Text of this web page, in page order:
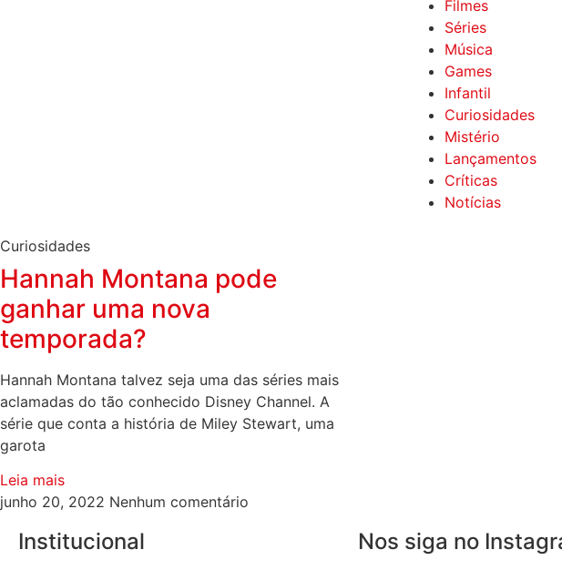
Filmes
Séries
Música
Games
Infantil
Curiosidades
Mistério
Lançamentos
Críticas
Notícias
Curiosidades
Hannah Montana pode
ganhar uma nova
temporada?
Hannah Montana talvez seja uma das séries mais
aclamadas do tão conhecido Disney Channel. A
série que conta a história de Miley Stewart, uma
garota
Leia mais
junho 20, 2022 Nenhum comentário
Institucional Nos siga no